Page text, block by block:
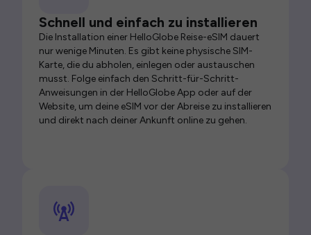
Schnell und einfach zu installieren
Die Installation einer HelloGlobe Reise-eSIM dauert
nur wenige Minuten. Es gibt keine physische SIM-
Karte, die du abholen, einlegen oder austauschen
musst. Folge einfach den Schritt-für-Schritt-
Anweisungen in der HelloGlobe App oder auf der
Website, um deine eSIM vor der Abreise zu installieren
und direkt nach deiner Ankunft online zu gehen.